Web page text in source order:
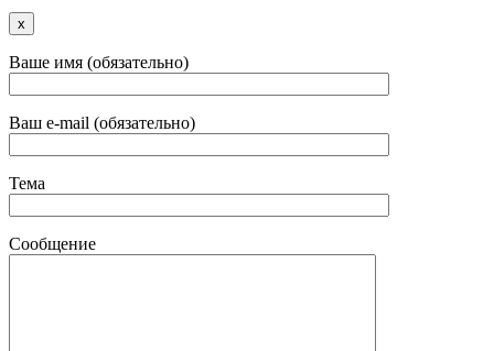
x
Ваше имя (обязательно)
Ваш e-mail (обязательно)
Тема
Сообщение